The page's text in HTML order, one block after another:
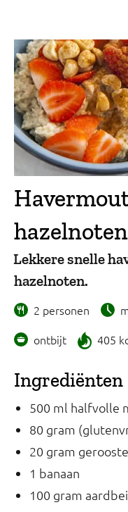
hazelnoten
Lekkere snelle
hazelnoten.
2 personen
ontbijt
405
Ingrediënten
500 ml halfvolle
80 gram
20 gram
1 banaan
100 gram